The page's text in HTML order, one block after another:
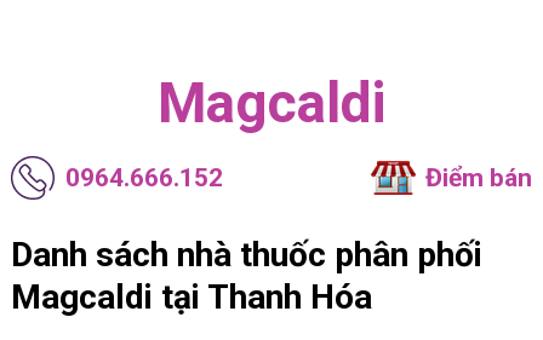
Magcaldi
0964.666.152 Điểm bán
Danh sách nhà thuốc phân phối
Magcaldi tại Thanh Hóa